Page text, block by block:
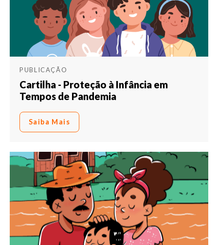
PUBLICAÇÃO
Cartilha - Proteção à Infância em
Tempos de Pandemia
Saiba Mais